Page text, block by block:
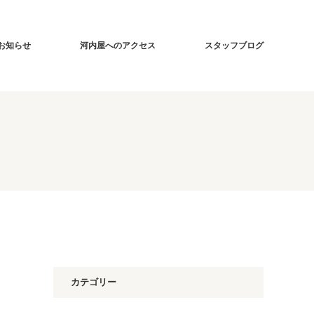
知らせ 河内屋へのアクセス スタッフブログ
カテゴリー